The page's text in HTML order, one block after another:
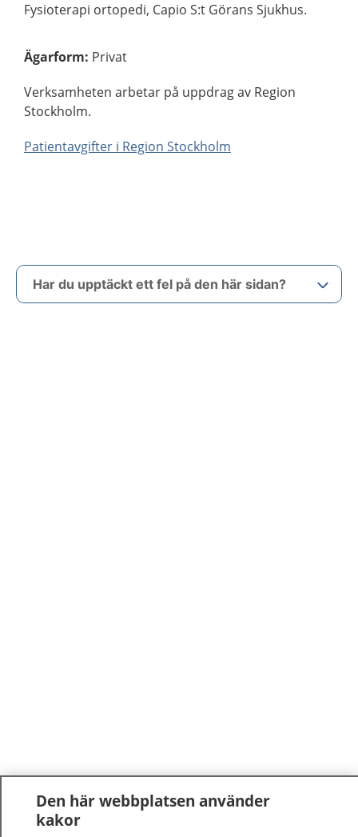
Fysioterapi ortopedi, Capio S:t Görans Sjukhus.
Ägarform: Privat
Verksamheten arbetar på uppdrag av Region
Stockholm.
Patientavgifter i Region Stockholm
Har du upptäckt ett fel på den här sidan?
Den här webbplatsen använder
kakor